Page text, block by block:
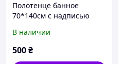
Полотенце банное
70*140см с надписью
В наличии
500₴